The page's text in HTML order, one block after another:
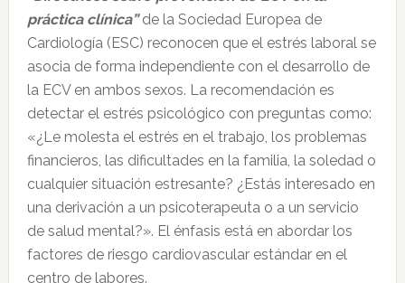
práctica clínica” de la Sociedad Europea de
Cardiología (ESC) reconocen que el estrés laboral se
asocia de forma independiente con el desarrollo de
la ECV en ambos sexos. La recomendación es
detectar el estrés psicológico con preguntas como:
«¿Le molesta el estrés en el trabajo, los problemas
financieros, las dificultades en la familia, la soledad o
cualquier situación estresante? ¿Estás interesado en
una derivación a un psicoterapeuta o a un servicio
de salud mental?». El énfasis está en abordar los
factores de riesgo cardiovascular estándar en el
centro de labores.